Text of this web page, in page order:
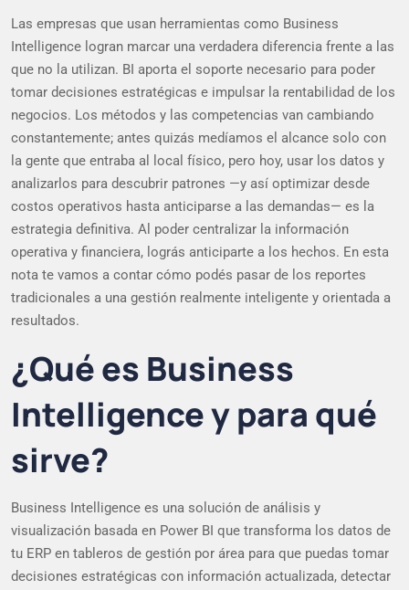
Las empresas que usan herramientas como Business
Intelligence logran marcar una verdadera diferencia frente a las
que no la utilizan. BI aporta el soporte necesario para poder
tomar decisiones estratégicas e impulsar la rentabilidad de los
negocios. Los métodos y las competencias van cambiando
constantemente; antes quizás medíamos el alcance solo con
la gente que entraba al local físico, pero hoy, usar los datos y
analizarlos para descubrir patrones —y así optimizar desde
costos operativos hasta anticiparse a las demandas— es la
estrategia definitiva. Al poder centralizar la información
operativa y financiera, lográs anticiparte a los hechos. En esta
nota te vamos a contar cómo podés pasar de los reportes
tradicionales a una gestión realmente inteligente y orientada a
resultados.
¿Qué es Business
Intelligence y para qué
sirve?
Business Intelligence es una solución de análisis y
visualización basada en Power BI que transforma los datos de
tu ERP en tableros de gestión por área para que puedas tomar
decisiones estratégicas con información actualizada, detectar